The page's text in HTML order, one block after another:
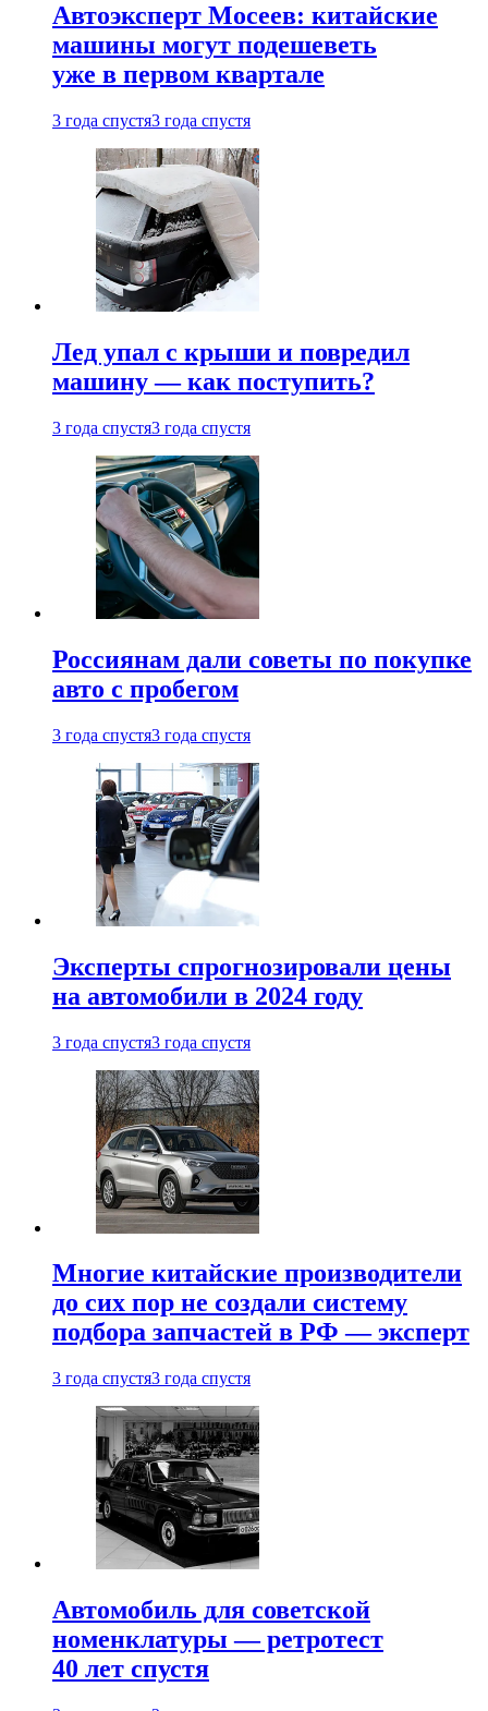
Автоэксперт Мосеев: китайские
машины могут подешеветь
уже в первом квартале
3 года спустя3 года спустя
Лед упал с крыши и повредил
машину — как поступить?
3 года спустя3 года спустя
Россиянам дали советы по покупке
авто с пробегом
3 года спустя3 года спустя
Эксперты спрогнозировали цены
на автомобили в 2024 году
3 года спустя3 года спустя
Многие китайские производители
до сих пор не создали систему
подбора запчастей в РФ — эксперт
3 года спустя3 года спустя
Автомобиль для советской
номенклатуры — ретротест
40 лет спустя